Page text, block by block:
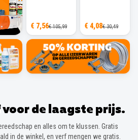
€ 7,56€ 105,99 € 4,08€ 30,49
voor de laagste prijs.
en alles om te klussen. Gratis
in de winkel, en verf mengen we gratis.